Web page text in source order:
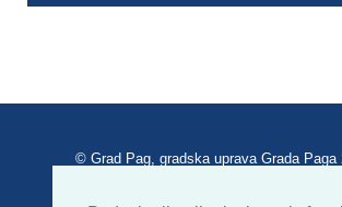
© Grad Pag, gradska uprava Grada Paga